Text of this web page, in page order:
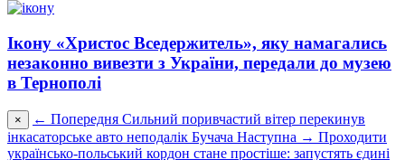
Ікону «Христос Вседержитель», яку намагались
незаконно вивезти з України, передали до музею
в Тернополі
× ← Попередня Сильний поривчастий вітер перекинув
інкасаторське авто неподалік Бучача Наступна → Проходити
українсько-польський кордон стане простіше: запустять єдині